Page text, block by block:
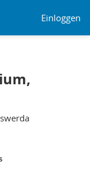
Einloggen